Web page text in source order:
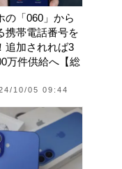
の「060」から
携帯電話番号を
追加されれば3
万件供給へ【総
10/05 09:44